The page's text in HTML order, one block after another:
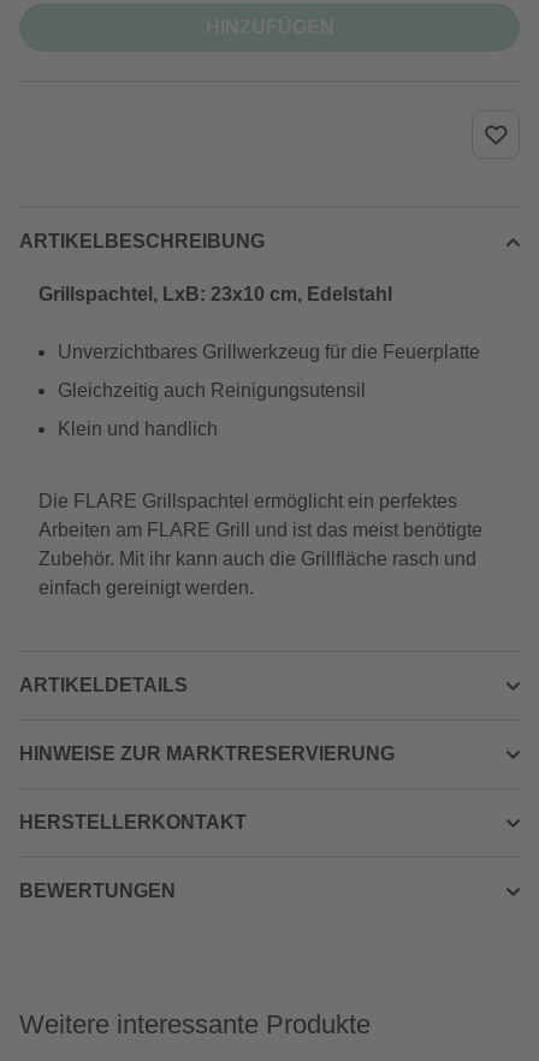
ARTIKELBESCHREIBUNG
Grillspachtel, LxB: 23x10 cm, Edelstahl
Unverzichtbares Grillwerkzeug für die Feuerplatte
Gleichzeitig auch Reinigungsutensil
Klein und handlich
Die FLARE Grillspachtel ermöglicht ein perfektes
Arbeiten am FLARE Grill und ist das meist benötigte
Zubehör. Mit ihr kann auch die Grillfläche rasch und
einfach gereinigt werden.
ARTIKELDETAILS
HINWEISE ZUR MARKTRESERVIERUNG
HERSTELLERKONTAKT
BEWERTUNGEN
Weitere interessante Produkte